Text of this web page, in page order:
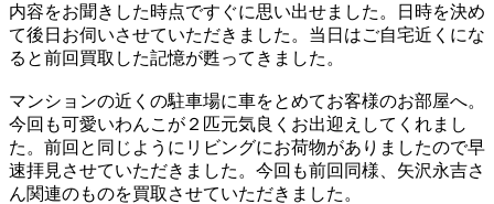
内容をお聞きした時点ですぐに思い出せました。日時を決め
て後日お伺いさせていただきました。当日はご自宅近くにな
ると前回買取した記憶が甦ってきました。
マンションの近くの駐車場に車をとめてお客様のお部屋へ。
今回も可愛いわんこが２匹元気良くお出迎えしてくれまし
た。前回と同じようにリビングにお荷物がありましたので早
速拝見させていただきました。今回も前回同様、矢沢永吉さ
ん関連のものを買取させていただきました。